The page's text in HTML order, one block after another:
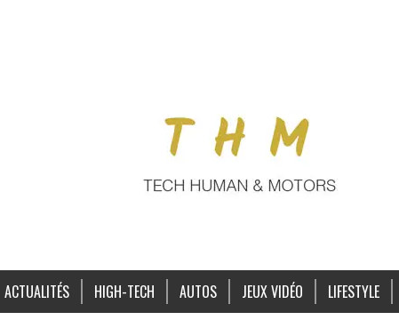
ACTUALITÉS HIGH-TECH AUTOS JEUX VIDÉO LIFESTYLE